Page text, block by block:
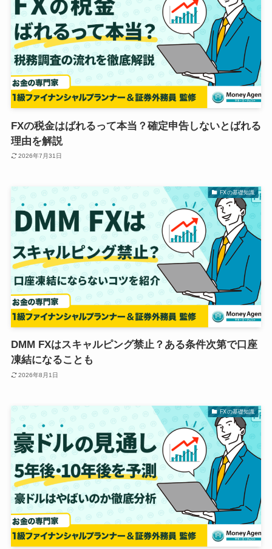
FXの税金はばれるって本当？確定申告しないとばれる
理由を解説
2026年7月31日
FXの基礎知識
DMM FXはスキャルピング禁止？ある条件次第で口座
凍結になることも
2026年8月1日
FXの基礎知識